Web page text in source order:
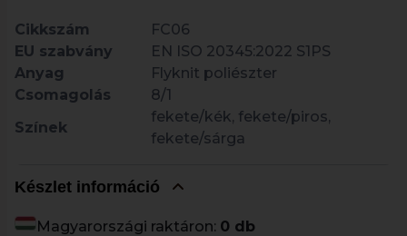
Cikkszám
FC06
EU szabvány
EN ISO 20345:2022 S1PS
Anyag
Flyknit poliészter
Csomagolás
8/1
Színek
fekete/kék, fekete/piros,
fekete/sárga
Készlet információ
Magyarországi raktáron: 0 db